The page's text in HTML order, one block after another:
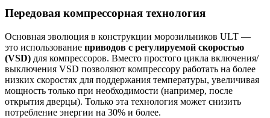
Передовая компрессорная технология
Основная эволюция в конструкции морозильников ULT —
это использование приводов с регулируемой скоростью
(VSD) для компрессоров. Вместо простого цикла включения/
выключения VSD позволяют компрессору работать на более
низких скоростях для поддержания температуры, увеличивая
мощность только при необходимости (например, после
открытия дверцы). Только эта технология может снизить
потребление энергии на 30% и более.